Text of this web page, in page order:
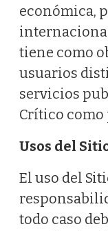
económica,
tiene como
usuarios
servicios
Crítico como
Usos del
El uso del
todo caso